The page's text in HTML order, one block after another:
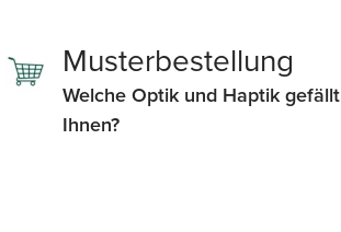
Musterbestellung
Welche Optik und Haptik gefällt
Ihnen?